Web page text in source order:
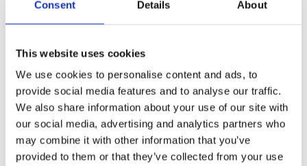
Consent Details About
This website uses cookies
We use cookies to personalise content and ads, to
provide social media features and to analyse our traffic.
We also share information about your use of our site with
our social media, advertising and analytics partners who
may combine it with other information that you’ve
provided to them or that they’ve collected from your use
skabe langtidsholdbare løsninger. Vi udnytter vores
Kommunens lange sagsbehandling gør hurtig
kontakt nødvendig
Hos Godskesen A/S er vi kendt for vores hurtige leveringstid, når
først projektet er godkendt. Det er dog vigtigt at være opmærksom
på, at Holstebro Kommune ofte kan bruge op til 6 måneder på at
behandle en byggetilladelse til faste uderum og overdækninger.
Hvis du vil være sikker på, at din nye, skræddersyede pergola står